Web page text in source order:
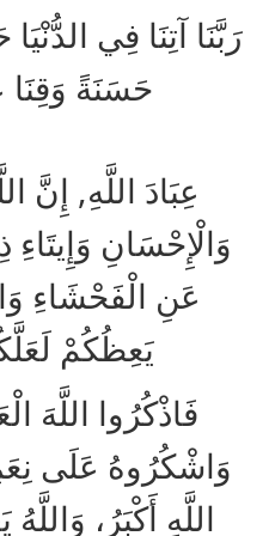
رَبَّنَا آتِنَا فِي
حَسَنَةً وَقِنَا
عِبَادَ اللَّهِ, إِنَّ
وَالْإِحْسَانِ
عَنِ الْفَحْشَاءِ
يَعِظُكُمْ
فَاذْكُرُوا اللَّهَ
وَاشْكُرُوهُ عَلَى
اللَّهِ أَكْبَرُ،